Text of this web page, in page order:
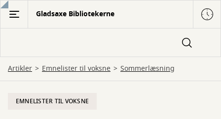
Gå
hovedindhold
Gladsaxe Bibliotekerne
Artikler Emnelister til voksne Sommerlæsning
EMNELISTER TIL VOKSNE